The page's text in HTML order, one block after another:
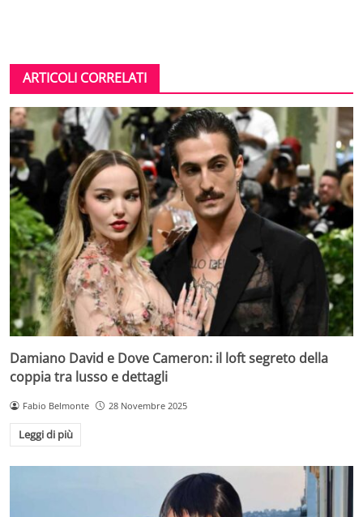
ARTICOLI CORRELATI
Damiano David e Dove Cameron: il loft segreto della
coppia tra lusso e dettagli
Fabio Belmonte 28 Novembre 2025
Leggi di più